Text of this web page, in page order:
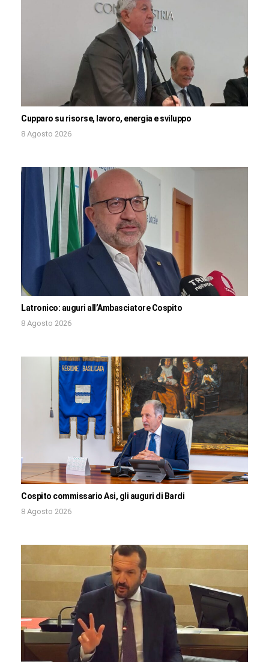
Cupparo su risorse, lavoro, energia e sviluppo
8 Agosto 2026
Latronico: auguri all’Ambasciatore Cospito
8 Agosto 2026
Cospito commissario Asi, gli auguri di Bardi
8 Agosto 2026